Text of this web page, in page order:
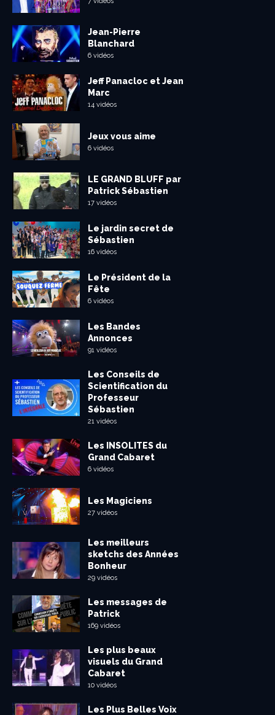
Jean-Pierre
Blanchard
6 vidéos
Jeff Panacloc et Jean
Marc
14 vidéos
Jeux vous aime
6 vidéos
LE GRAND BLUFF par
Patrick Sébastien
17 vidéos
Le jardin secret de
Sébastien
16 vidéos
Le Président de la
Fête
6 vidéos
Les Bandes
Annonces
91 vidéos
Les Conseils de
Scientification du
Professeur
Sébastien
21 vidéos
Les INSOLITES du
Grand Cabaret
6 vidéos
Les Magiciens
27 vidéos
Les meilleurs
sketchs des Années
Bonheur
29 vidéos
Les messages de
Patrick
169 vidéos
Les plus beaux
visuels du Grand
Cabaret
10 vidéos
Les Plus Belles Voix